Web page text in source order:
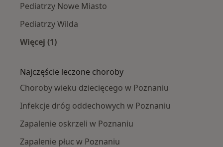
Pediatrzy Nowe Miasto
Pediatrzy Wilda
Więcej (1)
Najczęście leczone choroby
Choroby wieku dziecięcego w Poznaniu
Infekcje dróg oddechowych w Poznaniu
Zapalenie oskrzeli w Poznaniu
Zapalenie płuc w Poznaniu